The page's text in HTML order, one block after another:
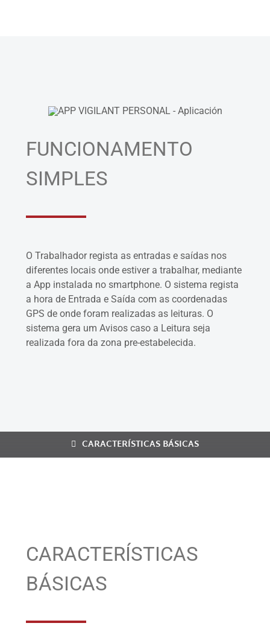
FUNCIONAMENTO
SIMPLES
O Trabalhador regista as entradas e saídas nos
diferentes locais onde estiver a trabalhar, mediante
a App instalada no smartphone. O sistema regista
a hora de Entrada e Saída com as coordenadas
GPS de onde foram realizadas as leituras. O
sistema gera um Avisos caso a Leitura seja
realizada fora da zona pre-estabelecida.
CARACTERÍSTICAS BÁSICAS
CARACTERÍSTICAS
BÁSICAS